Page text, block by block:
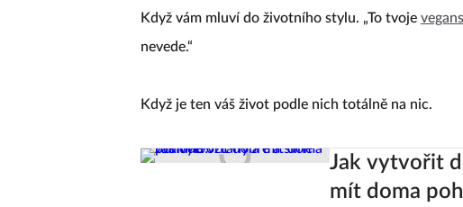
Když vám mluví do životního stylu. „To tvoje
nevede.“
Když je ten váš život podle nich totálně na nic.
Jak vytvořit
mít doma